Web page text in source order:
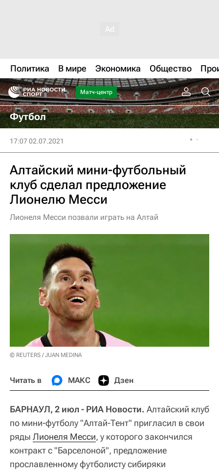
Политика В мире Экономика Общество
Матч-центр
Футбол
17:07 02.07.2021
Алтайский мини-футбольный
клуб сделал предложение
Лионелю Месси
Лионеля Месси позвали играть на Алтай
© REUTERS / JUAN MEDINA
Читать в МАКС Дзен
БАРНАУЛ, 2 июл - РИА Новости. Алтайский клуб
по мини-футболу "Алтай-Тент" пригласил в свои
ряды Лионеля Месси, у которого закончился
контракт с "Барселоной", предложение
прославленному футболисту сибиряки